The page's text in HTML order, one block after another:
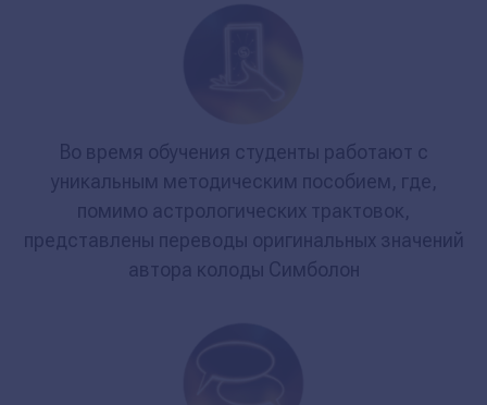
Во время обучения студенты работают с
уникальным методическим пособием, где,
помимо астрологических трактовок,
представлены переводы оригинальных значений
автора колоды Симболон